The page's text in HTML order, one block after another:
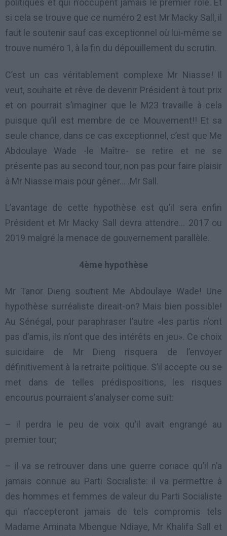
politiques et qui n’occupent jamais le premier rôle. Et
si cela se trouve que ce numéro 2 est Mr Macky Sall, il
faut le soutenir sauf cas exceptionnel où lui-même se
trouve numéro 1, à la fin du dépouillement du scrutin.
C’est un cas véritablement complexe Mr Niasse! Il
veut, souhaite et rêve de devenir Président à tout prix
et on pourrait s’imaginer que le M23 travaille à cela
puisque qu’il est membre de ce Mouvement!! Et sa
seule chance, dans ce cas exceptionnel, c’est que Me
Abdoulaye Wade -le Maître- se retire et ne se
présente pas au second tour, non pas pour faire plaisir
à Mr Niasse mais pour gêner… .Mr Sall.
L’avantage de cette hypothèse est qu’il sera enfin
Président et Mr Macky Sall devra attendre… 2017 ou
2019 malgré la menace de gouvernement parallèle.
4ème hypothèse
Mr Tanor Dieng soutient Me Abdoulaye Wade! Une
hypothèse surréaliste direait-on? Mais bien possible!
Au Sénégal, pour paraphraser l’autre «les partis n’ont
pas d’amis, ils n’ont que des intérêts en jeu». Ce choix
suicidaire de Mr Dieng risquera de l’envoyer
définitivement à la retraite politique. S’il accepte ou se
met dans de telles prédispositions, les risques
encourus pourraient s’analyser come suit:
– il perdra le peu de voix qu’il avait engrangé au
premier tour;
– il va se retrouver dans une guerre coriace qu’il n’a
jamais connue au Parti Socialiste: il va permettre à
des hommes et femmes de valeur du Parti Socialiste
qui n’accepteront jamais de tels compromis tels
Madame Aminata Mbengue Ndiaye, Mr Khalifa Sall et